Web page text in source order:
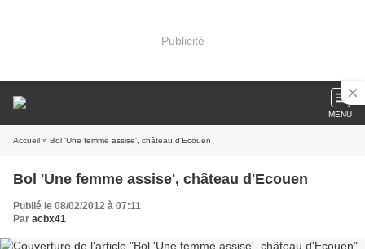
Publicité
MENU
Accueil » Bol 'Une femme assise', château d'Ecouen
Bol 'Une femme assise', château d'Ecouen
Publié le 08/02/2012 à 07:11
Par acbx41